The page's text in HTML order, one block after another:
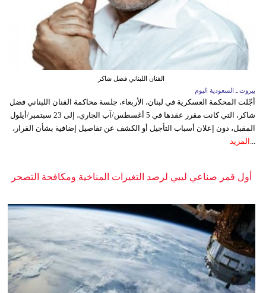
الفنان اللبناني فضل شاكر
بيروت ـ السعودية اليوم
أجّلت المحكمة العسكرية في لبنان، الأربعاء، جلسة محاكمة الفنان اللبناني فضل
شاكر، التي كانت مقرر عقدها في 5 أغسطس/آب الجاري، إلى 23 سبتمبر/أيلول
المقبل، دون إعلان أسباب التأجيل أو الكشف عن تفاصيل إضافية بشأن القرار،
المزيد
أول قمر صناعي ليبي لرصد التغيرات المناخية ومكافحة التصحر